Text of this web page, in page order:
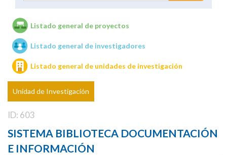
Unidades de investigación
Listado general de proyectos
Listado general de investigadores
Listado general de unidades de investigación
Unidad de Investigación
ID: 603
SISTEMA BIBLIOTECA DOCUMENTACIÓN
E INFORMACIÓN